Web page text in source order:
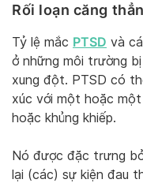
Rối loạn căng
Tỷ lệ mắc PTSD và
ở những môi trường
xung đột. PTSD có
xúc với một hoặc
hoặc khủng khiếp.
Nó được đặc trưng
lại (các) sự kiện đau